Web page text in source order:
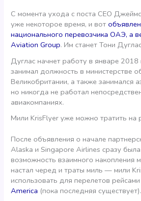
С момента ухода с поста CEO
уже некоторое время, и вот
национального перевозчика ОАЭ, а
Aviation Group. Им станет Тони
Дуглас начнет работу в январе 2018
занимал должность в министерстве
Великобритании, а также занимался
но никогда не работал
авиакомпаниях.
Мили KrisFlyer уже можно тратить на
После объявления о начале
Alaska и Singapore Airlines сразу
возможность взаимного накопления
настал черед и траты миль — мили
использовать для перелетов
America (пока последняя существует).